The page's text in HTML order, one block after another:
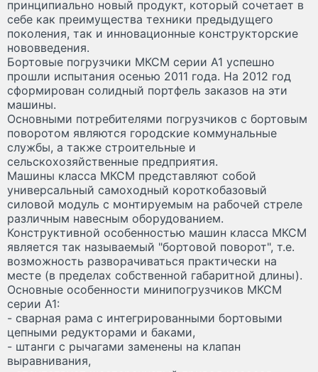
принципиально новый продукт, который сочетает в
себе как преимущества техники предыдущего
поколения, так и инновационные конструкторские
нововведения.
Бортовые погрузчики МКСМ серии А1 успешно
прошли испытания осенью 2011 года. На 2012 год
сформирован солидный портфель заказов на эти
машины.
Основными потребителями погрузчиков с бортовым
поворотом являются городские коммунальные
службы, а также строительные и
сельскохозяйственные предприятия.
Машины класса МКСМ представляют собой
универсальный самоходный короткобазовый
силовой модуль с монтируемым на рабочей стреле
различным навесным оборудованием.
Конструктивной особенностью машин класса МКСМ
является так называемый "бортовой поворот", т.е.
возможность разворачиваться практически на
месте (в пределах собственной габаритной длины).
Основные особенности минипогрузчиков МКСМ
серии А1:
- сварная рама с интегрированными бортовыми
цепными редукторами и баками,
- штанги с рычагами заменены на клапан
выравнивания,